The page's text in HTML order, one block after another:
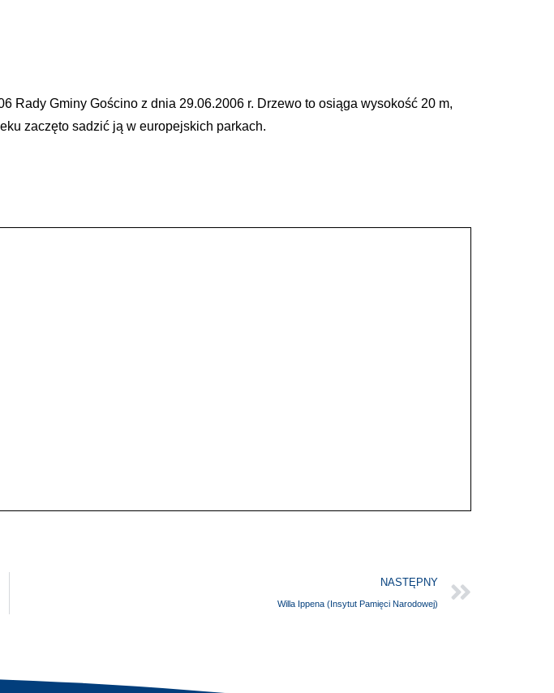
Rady Gminy Gościno z dnia 29.06.2006 r. Drzewo to osiąga wysokość 20 m,
zaczęto sadzić ją w europejskich parkach.
NASTĘPNY
Willa Ippena (Insytut Pamięci Narodowej)